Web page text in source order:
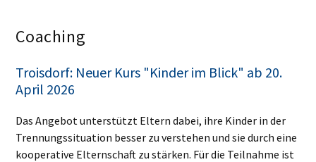
Coaching
Troisdorf: Neuer Kurs "Kinder im Blick" ab 20.
April 2026
Das Angebot unterstützt Eltern dabei, ihre Kinder in der
Trennungssituation besser zu verstehen und sie durch eine
kooperative Elternschaft zu stärken. Für die Teilnahme ist